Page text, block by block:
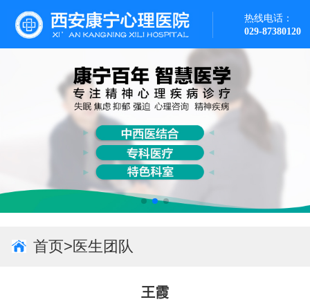
热线电话：
029-87380120
首页>医生团队
王霞